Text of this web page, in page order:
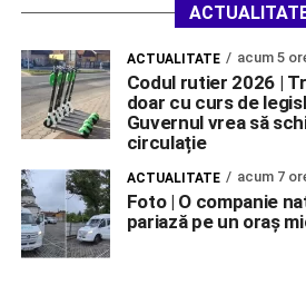
ACTUALITATE acum 5
Codul rutier 2026 |
doar cu curs de
Guvernul vrea să
circulație
ACTUALITATE acum 7
Foto | O companie
pariază pe un oraș